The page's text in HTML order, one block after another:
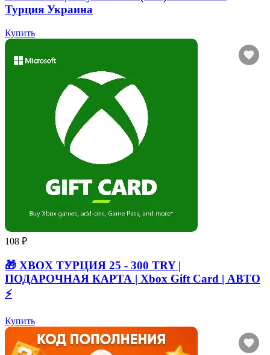
Турция Украина
Купить
108 ₽
🎁 XBOX ТУРЦИЯ 25 - 300 TRY |
ПОДАРОЧНАЯ КАРТА | Xbox Gift Card | АВТО
⚡
Купить